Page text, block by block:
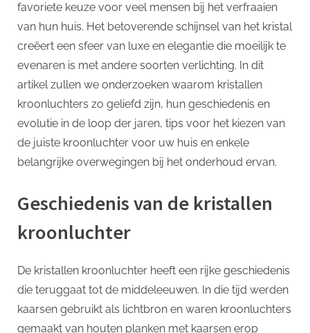
favoriete keuze voor veel mensen bij het verfraaien
van hun huis. Het betoverende schijnsel van het kristal
creëert een sfeer van luxe en elegantie die moeilijk te
evenaren is met andere soorten verlichting. In dit
artikel zullen we onderzoeken waarom kristallen
kroonluchters zo geliefd zijn, hun geschiedenis en
evolutie in de loop der jaren, tips voor het kiezen van
de juiste kroonluchter voor uw huis en enkele
belangrijke overwegingen bij het onderhoud ervan.
Geschiedenis van de kristallen
kroonluchter
De kristallen kroonluchter heeft een rijke geschiedenis
die teruggaat tot de middeleeuwen. In die tijd werden
kaarsen gebruikt als lichtbron en waren kroonluchters
gemaakt van houten planken met kaarsen erop